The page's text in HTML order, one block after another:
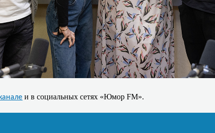
и в социальных сетях «ЮморFM».